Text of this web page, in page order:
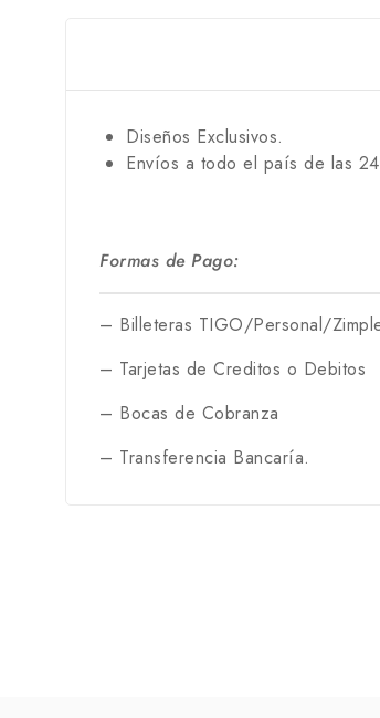
Diseños Exclusivos.
Envíos a todo el país de las
Formas de Pago:
– Billeteras TIGO/Personal/
– Tarjetas de Creditos o Debitos
– Bocas de Cobranza
– Transferencia Bancaría.